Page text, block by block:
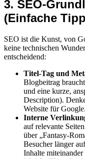
3. SEO-
(Einfache
SEO ist die Kunst, von
keine technischen
entscheidend:
Titel-Tag und
Blogbeitrag
und eine kurze,
Description).
Website für Google.
Interne
auf relevante
über „Fantasy-
Besucher länger
Inhalte